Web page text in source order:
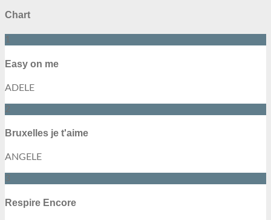
Chart
1
Easy on me
ADELE
2
Bruxelles je t'aime
ANGELE
3
Respire Encore